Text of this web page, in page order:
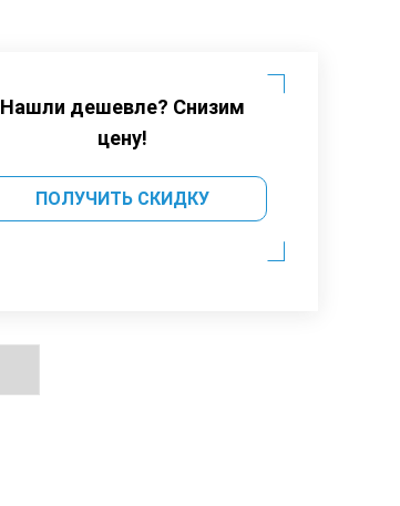
Нашли дешевле? Снизим
цену!
ПОЛУЧИТЬ СКИДКУ